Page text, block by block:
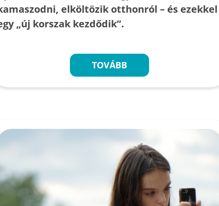
elköltözik otthonról – és ezekkel
„új korszak kezdődik”.
TOVÁBB